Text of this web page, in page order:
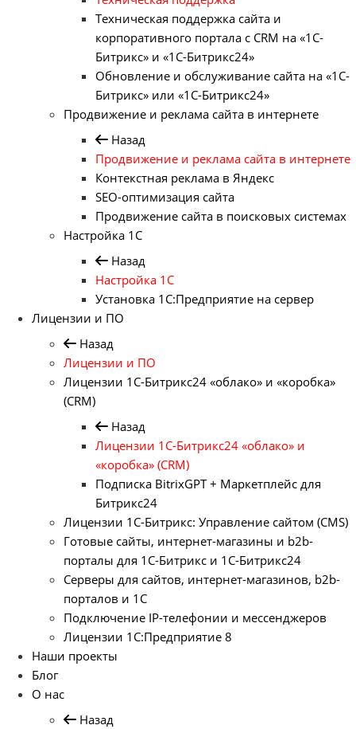
Техническая поддержка сайта и
корпоративного портала с CRM на «1С-
Битрикс» и «1С-Битрикс24»
Обновление и обслуживание сайта на «1С-
Битрикс» или «1С-Битрикс24»
Продвижение и реклама сайта в интернете
Назад
Продвижение и реклама сайта в интернете
Контекстная реклама в Яндекс
SEO-оптимизация сайта
Продвижение сайта в поисковых системах
Настройка 1С
Назад
Настройка 1С
Установка 1С:Предприятие на сервер
Лицензии и ПО
Назад
Лицензии и ПО
Лицензии 1С-Битрикс24 «облако» и «коробка»
(CRM)
Назад
Лицензии 1С-Битрикс24 «облако» и
«коробка» (CRM)
Подписка BitrixGPT + Маркетплейс для
Битрикс24
Лицензии 1С-Битрикс: Управление сайтом (CMS)
Готовые сайты, интернет-магазины и b2b-
порталы для 1С-Битрикс и 1С-Битрикс24
Серверы для сайтов, интернет-магазинов, b2b-
порталов и 1С
Подключение IP-телефонии и мессенджеров
Лицензии 1C:Предприятие 8
Наши проекты
Блог
О нас
Назад